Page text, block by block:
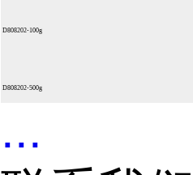
D808202-100g
D808202-500g
...